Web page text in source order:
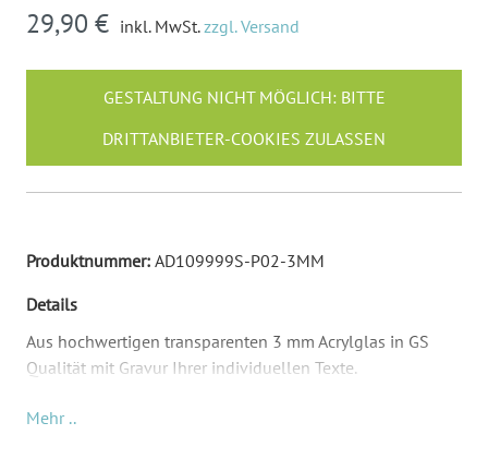
29,90 € inkl. MwSt.zzgl. Versand
GESTALTUNG NICHT MÖGLICH: BITTE
DRITTANBIETER-COOKIES ZULASSEN
Produktnummer: AD109999S-P02-3MM
Details
Aus hochwertigen transparenten 3 mm Acrylglas in GS
Qualität mit Gravur Ihrer individuellen Texte.
Ihre individuellen Inhalte werden mit einem Laser
Mehr ..